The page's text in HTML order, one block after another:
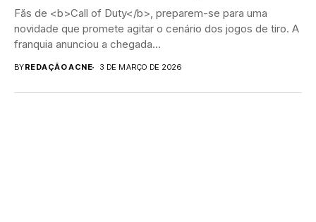
Fãs de <b>Call of Duty</b>, preparem-se para uma
novidade que promete agitar o cenário dos jogos de tiro. A
franquia anunciou a chegada...
BYREDAÇÃO ACNE 3 DE MARÇO DE 2026